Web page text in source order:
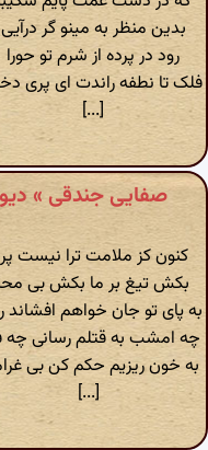
بدین منظر به مینو گر درآیی
رود در پرده از شرم تو حورا
فلک تا نطفه راندت ای پری
[...]
صفایی جندقی »
کنون کز ملامت ترا نیست
بکش تیغ بر ما بکش بی
به پای تو جان خواهم افشاند
چه امشب به قتلم رسانی چه
به خون ریزیم حکم کن بی
[...]